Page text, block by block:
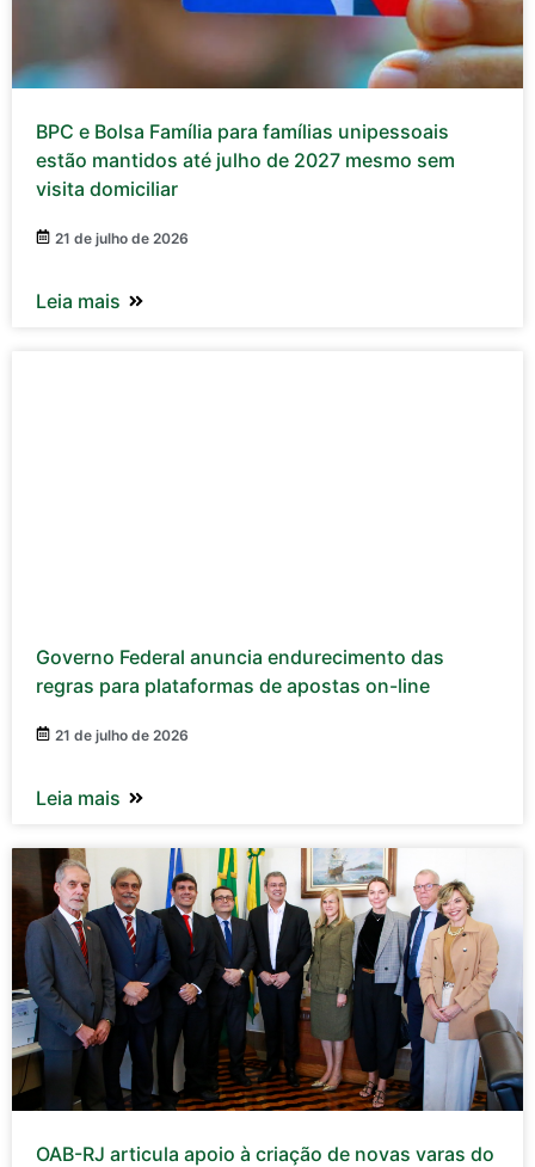
BPC e Bolsa Família para famílias unipessoais
estão mantidos até julho de 2027 mesmo sem
visita domiciliar
21 de julho de 2026
Leia mais
Governo Federal anuncia endurecimento das
regras para plataformas de apostas on-line
21 de julho de 2026
Leia mais
OAB-RJ articula apoio à criação de novas varas do